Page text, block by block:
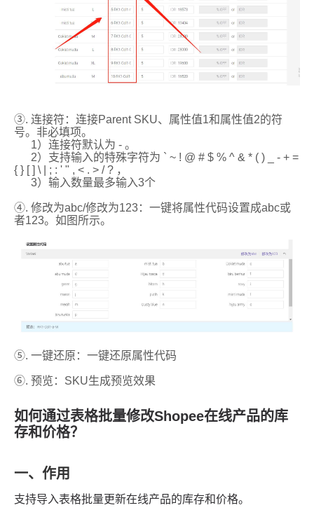
如何通过表格批量修改Shopee在线产品的库
存和价格？